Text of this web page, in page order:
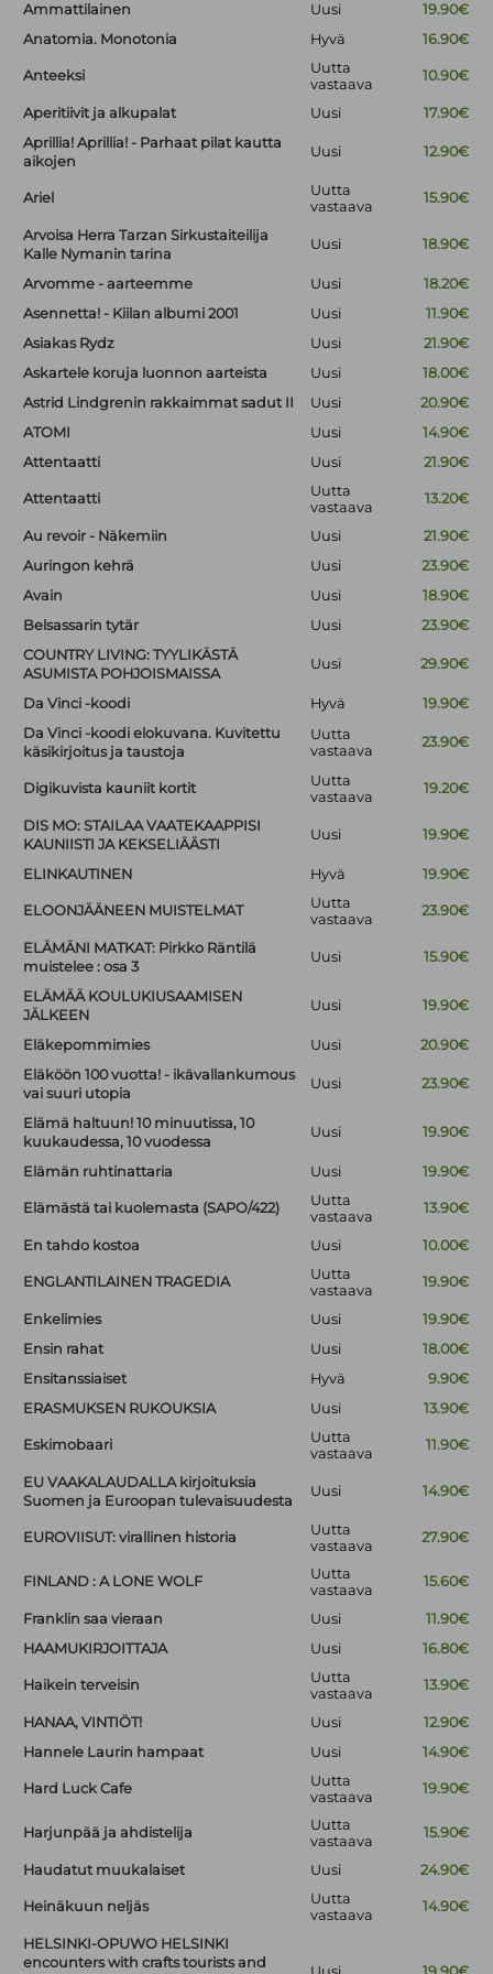
Ammattilainen
Uusi
19.90€
Anatomia. Monotonia
Hyvä 16.90€
Anteeksi
Uutta
vastaava
10.90€
Aperitiivit ja alkupalat Uusi
17.90€
Aprillia! Aprillia! - Parhaat pilat kautta
aikojen
Uusi 12.90€
Ariel
Uutta
vastaava
15.90€
Arvoisa Herra Tarzan Sirkustaiteilija
Kalle Nymanin tarina
Uusi 18.90€
Arvomme - aarteemme Uusi
18.20€
Asennetta! - Kiilan albumi 2001
Uusi
11.90€
Asiakas Rydz
Uusi
21.90€
Askartele koruja luonnon aarteista
Uusi
18.00€
Astrid Lindgrenin rakkaimmat sadut II
Uusi
20.90€
ATOMI
Uusi
14.90€
Attentaatti
Uusi 21.90€
Attentaatti
Uutta
vastaava
13.20€
Au revoir - Näkemiin Uusi
21.90€
Auringon kehrä
Uusi
23.90€
Avain
Uusi
18.90€
Belsassarin tytär
Uusi
23.90€
COUNTRY LIVING: TYYLIKÄSTÄ
ASUMISTA POHJOISMAISSA
Uusi 29.90€
Da Vinci -koodi Hyvä
19.90€
Da Vinci -koodi elokuvana. Kuvitettu
käsikirjoitus ja taustoja
Uutta
vastaava
23.90€
Digikuvista kauniit kortit
Uutta
vastaava
19.20€
DIS MO: STAILAA VAATEKAAPPISI
KAUNIISTI JA KEKSELIÄÄSTI
Uusi 19.90€
ELINKAUTINEN Hyvä 19.90€
ELOONJÄÄNEEN MUISTELMAT
Uutta
vastaava
23.90€
ELÄMÄNI MATKAT: Pirkko Räntilä
muistelee : osa 3
Uusi 15.90€
ELÄMÄÄ KOULUKIUSAAMISEN
JÄLKEEN
Uusi 19.90€
Eläkepommimies Uusi
20.90€
Eläköön 100 vuotta! - ikävallankumous
vai suuri utopia
Uusi 23.90€
Elämä haltuun! 10 minuutissa, 10
kuukaudessa, 10 vuodessa
Uusi 19.90€
Elämän ruhtinattaria Uusi 19.90€
Elämästä tai kuolemasta (SAPO/422)
Uutta
vastaava
13.90€
En tahdo kostoa Uusi 10.00€
ENGLANTILAINEN TRAGEDIA
Uutta
vastaava
19.90€
Enkelimies Uusi
19.90€
Ensin rahat
Uusi
18.00€
Ensitanssiaiset
Hyvä
9.90€
ERASMUKSEN RUKOUKSIA
Uusi 13.90€
Eskimobaari
Uutta
vastaava
11.90€
EU VAAKALAUDALLA kirjoituksia
Suomen ja Euroopan tulevaisuudesta
Uusi 14.90€
EUROVIISUT: virallinen historia
Uutta
vastaava
27.90€
FINLAND : A LONE WOLF
Uutta
vastaava
15.60€
Franklin saa vieraan Uusi
11.90€
HAAMUKIRJOITTAJA
Uusi 16.80€
Haikein terveisin
Uutta
vastaava
13.90€
HANAA, VINTIÖT! Uusi
12.90€
Hannele Laurin hampaat
Uusi 14.90€
Hard Luck Cafe
Uutta
vastaava
19.90€
Harjunpää ja ahdistelija
Uutta
vastaava
15.90€
Haudatut muukalaiset Uusi 24.90€
Heinäkuun neljäs
Uutta
vastaava
14.90€
HELSINKI-OPUWO HELSINKI
encounters with crafts tourists and